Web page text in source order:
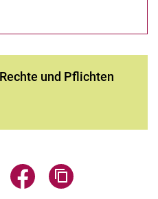
und Pflich­ten
und Pflich­ten:
E-Mail teilen
Seite über WhatsApp teilen
Seite über Facebook